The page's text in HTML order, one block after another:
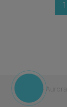
1
© 2026 -